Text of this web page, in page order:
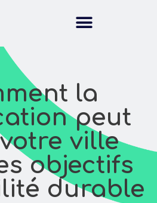
la
peut
ville
objectifs
durable